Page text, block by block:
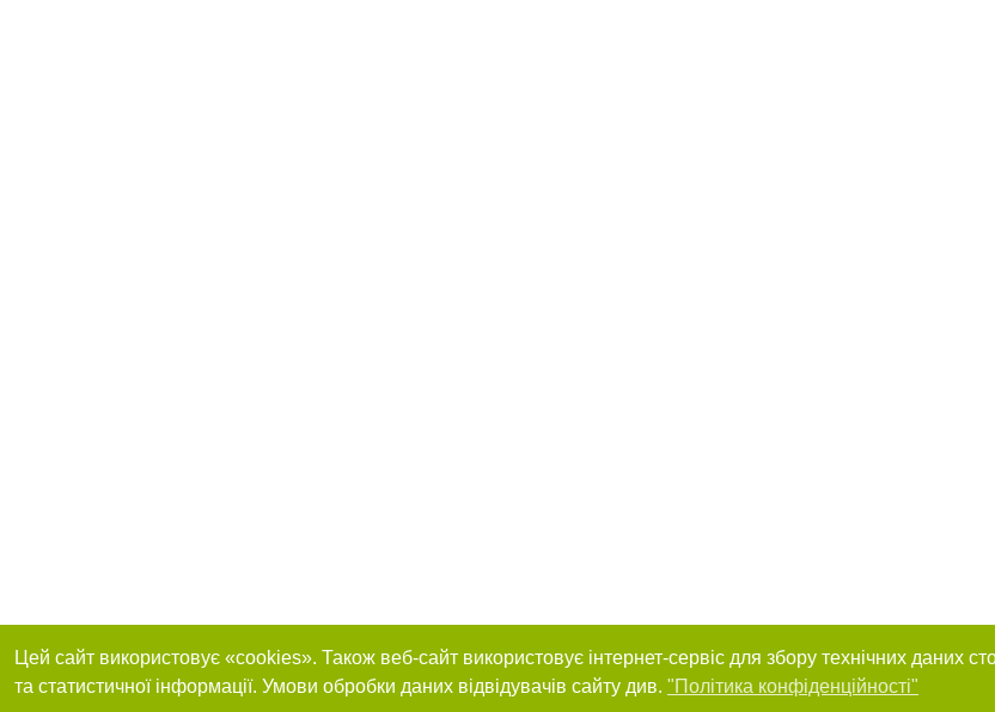
Цей сайт використовує «cookies». Також веб-сайт використовує інтернет-сервіс для збору технічних даних
та статистичної інформації. Умови обробки даних відвідувачів сайту див. "Політика конфіденційності"